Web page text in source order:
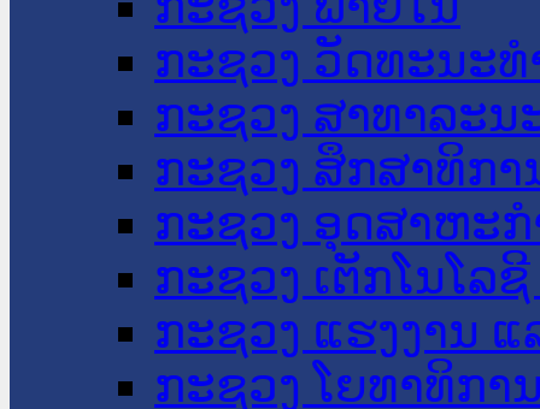
ກະຊວງ ວັດທະນະ
ກະຊວງ ສາທາລະນ
ກະຊວງ ສຶກສາທິກາ
ກະຊວງ ອຸດສາຫະ
ກະຊວງ ເຕັກໂນໂລ
ກະຊວງ ແຮງງານ
ກະຊວງ ໂຍທາທິກາ